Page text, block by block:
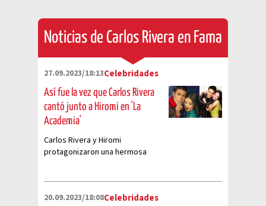
Noticias de Carlos Rivera en Fama
27.09.2023/18:13Celebridades
Así fue la vez que Carlos Rivera
cantó junto a Hiromi en 'La
Academia'
Carlos Rivera y Hiromi
protagonizaron una hermosa
20.09.2023/18:08Celebridades